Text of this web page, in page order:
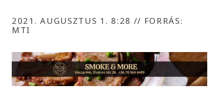
2021. AUGUSZTUS 1. 8:28 // FORRÁS:
MTI